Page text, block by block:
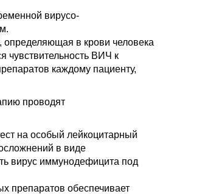
вирусо-
определяющая в крови человека
чувствительность ВИЧ к
каждому пациенту,
проводят
на особый лейкоцитарный
в виде
вирус иммунодефицита под
препаратов обеспечивает